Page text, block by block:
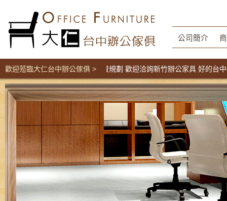
公司簡介
歡迎蒞臨大仁台中辦公傢俱 >
辦公家具工廠直營價 免費規劃 歡迎洽詢新竹辦公家具 好的台中OA